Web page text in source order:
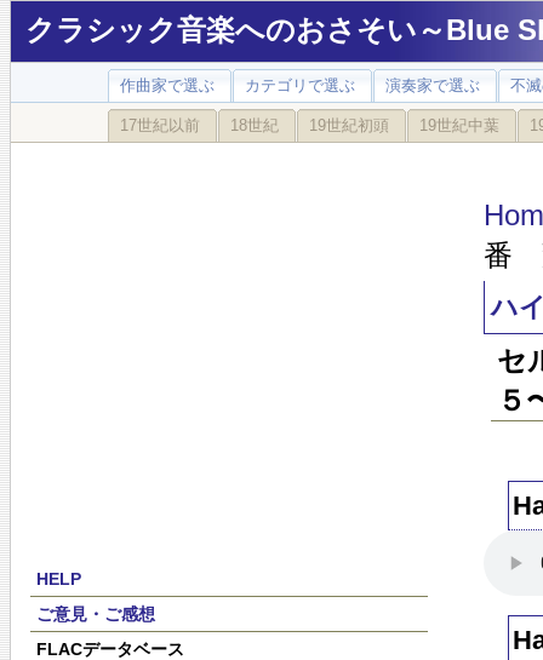
クラシック音楽へのおさそい～Blue
作曲家で選ぶ カテゴリで選ぶ 演奏家で選ぶ 不
17世紀以前 18世紀 19世紀初頭 19世紀中葉
HELP
ご意見・ご感想
FLACデータベース
番
ハ
セ
５